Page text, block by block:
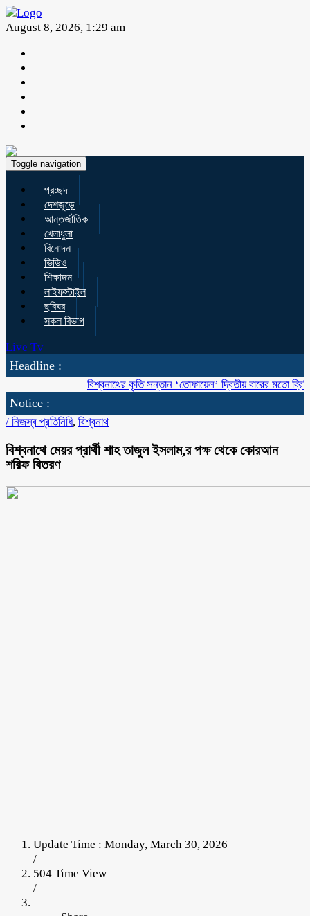
August 8, 2026, 1:29 am
Toggle navigation
প্রচ্ছদ
দেশজুড়ে
আন্তর্জাতিক
খেলাধুলা
বিনোদন
ভিডিও
শিক্ষাঙ্গন
লাইফস্টাইল
ছবিঘর
সকল বিভাগ
Live Tv
Headline :
বিশ্বনাথের কৃতি সন্তান ‘তোফায়েল’ দ্বিতীয় বারের মতো ব্রিটিশ
Notice :
/ নিজস্ব প্রতিনিধি, বিশ্বনাথ
বিশ্বনাথে মেয়র প্রার্থী শাহ তাজুল ইসলাম,র পক্ষ থেকে কোরআন
শরিফ বিতরণ
Update Time : Monday, March 30, 2026
/
504 Time View
/